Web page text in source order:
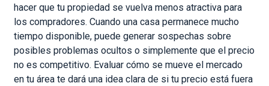
hacer que tu propiedad se vuelva menos atractiva para
los compradores. Cuando una casa permanece mucho
tiempo disponible, puede generar sospechas sobre
posibles problemas ocultos o simplemente que el precio
no es competitivo. Evaluar cómo se mueve el mercado
en tu área te dará una idea clara de si tu precio está fuera